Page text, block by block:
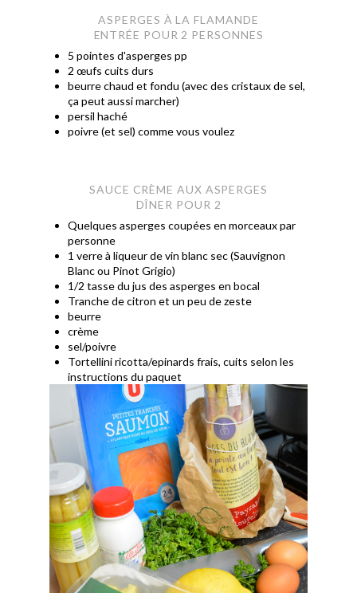
ASPERGES À LA FLAMANDE
ENTRÉE POUR 2 PERSONNES
5 pointes d'asperges pp
2 œufs cuits durs
beurre chaud et fondu (avec des cristaux de sel,
ça peut aussi marcher)
persil haché
poivre (et sel) comme vous voulez
SAUCE CRÈME AUX ASPERGES
DÎNER POUR 2
Quelques asperges coupées en morceaux par
personne
1 verre à liqueur de vin blanc sec (Sauvignon
Blanc ou Pinot Grigio)
1/2 tasse du jus des asperges en bocal
Tranche de citron et un peu de zeste
beurre
crème
sel/poivre
Tortellini ricotta/epinards frais, cuits selon les
instructions du paquet